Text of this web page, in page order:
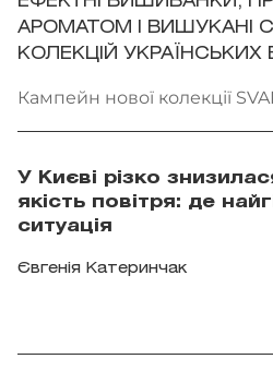
АРОМАТОМ І ВИШУКАНІ
КОЛЕКЦІЙ УКРАЇНСЬКИХ
Кампейн нової колекції
У Києві різко
якість повітря: де
ситуація
Євгенія Катеринчак